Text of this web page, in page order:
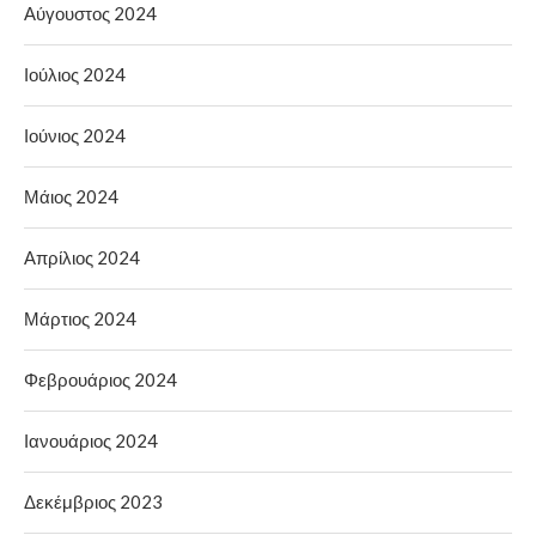
Αύγουστος 2024
Ιούλιος 2024
Ιούνιος 2024
Μάιος 2024
Απρίλιος 2024
Μάρτιος 2024
Φεβρουάριος 2024
Ιανουάριος 2024
Δεκέμβριος 2023